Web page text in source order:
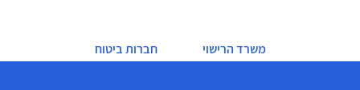
חברות ביטוח משרד הרישוי